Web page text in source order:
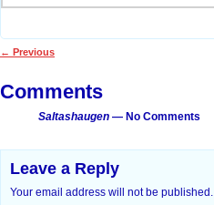
← Previous
Comments
Saltashaugen — No Comments
Leave a Reply
Your email address will not be published.